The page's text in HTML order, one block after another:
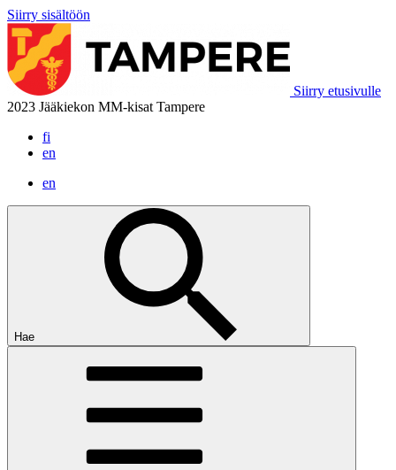
Siirry sisältöön
Siirry etusivulle
2023 Jääkiekon MM-kisat Tampere
fi
en
en
Hae